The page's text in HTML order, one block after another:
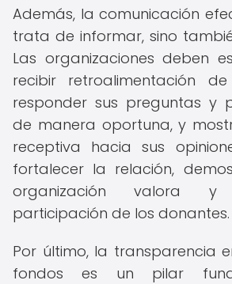
Además, la comunicación
trata de informar, sino
Las organizaciones deben
recibir retroalimentación
responder sus preguntas y
de manera oportuna, y
receptiva hacia sus
fortalecer la relación,
organización valora
participación de los donantes.
Por último, la transparencia
fondos es un pilar